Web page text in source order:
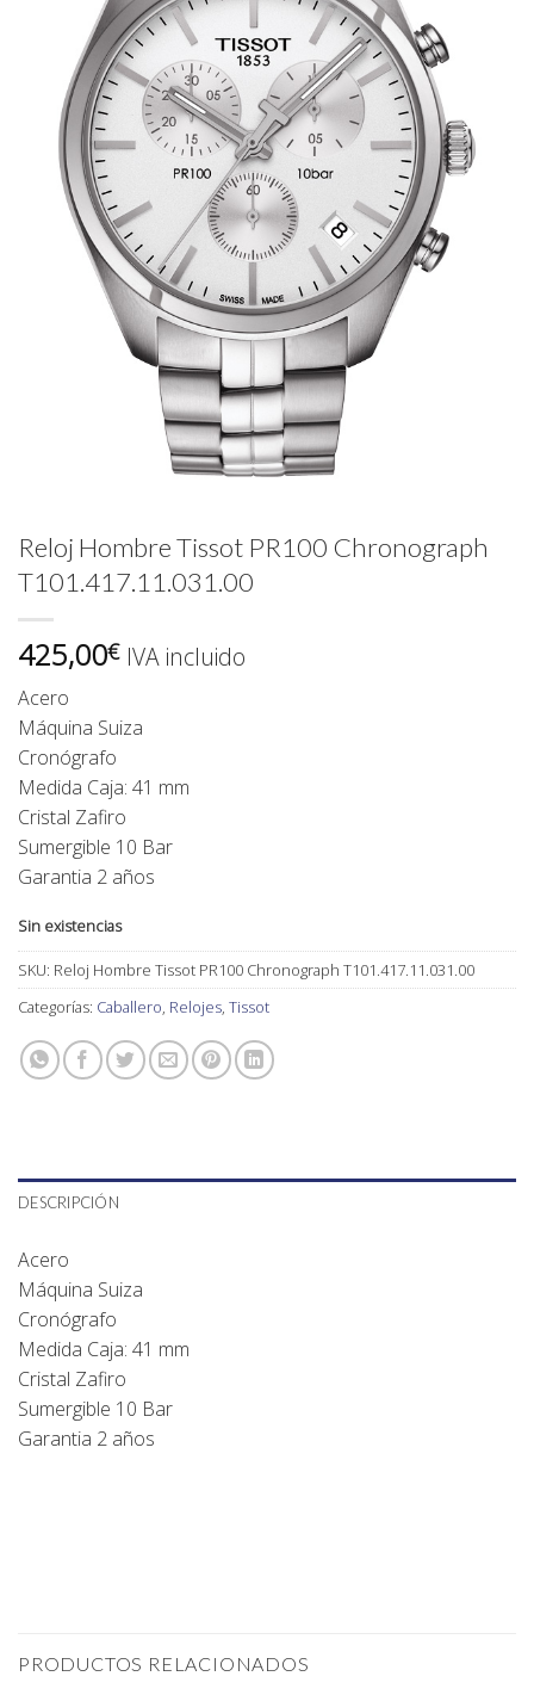
Reloj Hombre Tissot PR100 Chronograph
T101.417.11.031.00
425,00€ IVA incluido
Acero
Máquina Suiza
Cronógrafo
Medida Caja: 41 mm
Cristal Zafiro
Sumergible 10 Bar
Garantia 2 años
Sin existencias
SKU: Reloj Hombre Tissot PR100 Chronograph T101.417.11.031.00
Categorías: Caballero, Relojes, Tissot
DESCRIPCIÓN
Acero
Máquina Suiza
Cronógrafo
Medida Caja: 41 mm
Cristal Zafiro
Sumergible 10 Bar
Garantia 2 años
PRODUCTOS RELACIONADOS